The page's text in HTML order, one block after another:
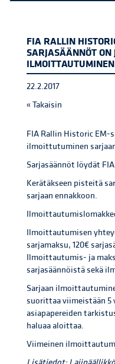
FIA RALLIN
SARJASÄÄNNÖT ON
22.2.2017
« Takaisin
FIA Rallin Historic EM-
ilmoittutuminen
Sarjasäännöt löydät
Kerätäkseen pisteitä
sarjaan ennakkoon.
Ilmoittautumisen
sarjamaksu, 120€
Ilmoittautumis- ja
sarjasäännöistä sekä
Sarjaan
suorittaa viimeistään 5
asiapapereiden
haluaa aloittaa.
Viimeinen